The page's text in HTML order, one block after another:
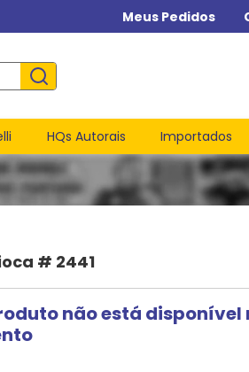
Meus Pedidos
HQs Autorais Importados
# 2441
não está disponível